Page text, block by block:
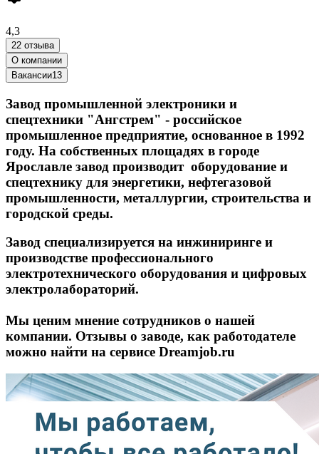
4,3
22 отзыва
О компании
Вакансии13
Завод промышленной электроники и
спецтехники "Ангстрем" - российское
промышленное предприятие, основанное в 1992
году. На собственных площадях в городе
Ярославле завод производит оборудование и
спецтехнику для энергетики, нефтегазовой
промышленности, металлургии, строительства и
городской среды.
Завод специализируется на инжиниринге и
производстве профессионального
электротехнического оборудования и цифровых
электролабораторий.
Мы ценим мнение сотрудников о нашей
компании. Отзывы о заводе, как работодателе
можно найти на сервисе Dreamjob.ru